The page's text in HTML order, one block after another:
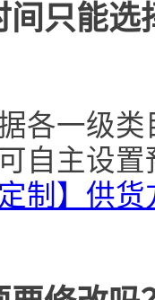
只能
各一级
自主设
制】供